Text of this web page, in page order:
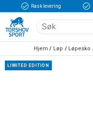
Rask levering
Hjem Løp Løpesko
LIMITED EDITION